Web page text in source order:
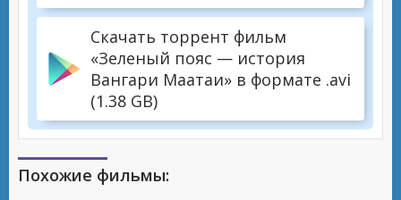
Скачать торрент фильм
«Зеленый пояс — история
Вангари Маатаи» в формате .avi
(1.38 GB)
Похожие фильмы: